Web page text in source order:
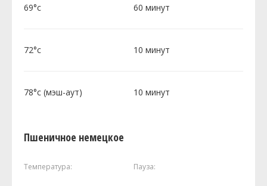
69°c 60 минут
72°c 10 минут
78°c (мэш-аут) 10 минут
Пшеничное немецкое
Температура: Пауза: